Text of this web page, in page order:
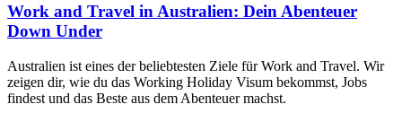
Work and Travel in Australien: Dein Abenteuer
Down Under
Australien ist eines der beliebtesten Ziele für Work and Travel. Wir
zeigen dir, wie du das Working Holiday Visum bekommst, Jobs
findest und das Beste aus dem Abenteuer machst.